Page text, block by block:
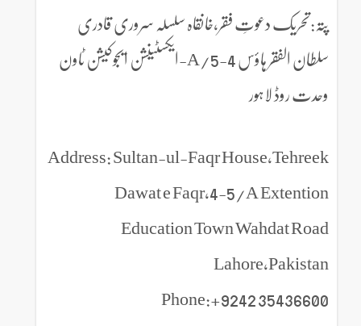
پتہ:تحریک دعوتِ فقر،خانقاہ سلسلہ سروری قادری
سلطان الفقر ہاؤس 4-5/A-ایکسٹینشن ایجوکیشن ٹاون
وحدت روڈ لاہور
Address: Sultan-ul-Faqr House,Tehreek
Dawat e Faqr,4-5/A Extention
Education Town Wahdat Road
Lahore,Pakistan
Phone:+9242 35436600